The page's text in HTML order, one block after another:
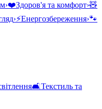
›❤️Здоров'я та комфорт›🧸
›⚡Енергозбереження›🐾
🛋️Текстиль та